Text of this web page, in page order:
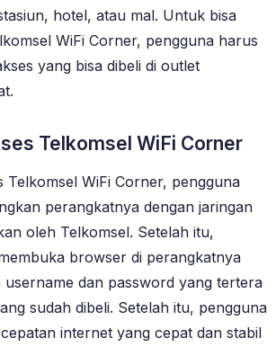
hotel, atau mal. Untuk bisa
WiFi Corner, pengguna harus
yang bisa dibeli di outlet
Telkomsel WiFi Corner
Telkomsel WiFi Corner, pengguna
perangkatnya dengan jaringan
oleh Telkomsel. Setelah itu,
browser di perangkatnya
username dan password yang tertera
sudah dibeli. Setelah itu, pengguna
internet yang cepat dan stabil